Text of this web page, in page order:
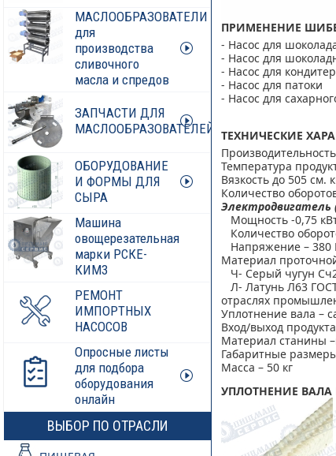
МАСЛООБРАЗОВАТЕЛИ
для
производства
сливочного
масла и спредов
ЗАПЧАСТИ ДЛЯ
МАСЛООБРАЗОВАТЕЛЕЙ
ОБОРУДОВАНИЕ
И ФОРМЫ ДЛЯ
СЫРА
Машина
овощерезательная
марки РСКЕ-
КИМ3
РЕМОНТ
ИМПОРТНЫХ
НАСОСОВ
Опросные листы
для подбора
оборудования
онлайн
ВЫБОР ПО ОТРАСЛИ
ПРИМЕНЕНИЕ
- Насос для
- Насос для
- Насос для
- Насос для патоки
- Насос для
ТЕХНИЧЕСКИЕ
Температура
Вязкость до 505 см.
Количество
Электродвигатель
Мощность -0,75
Количество
Напряжение – 380
Материал
Ч- Серый чугун
Л- Латунь Л63
отраслях
Уплотнение вала –
Вход/выход
Материал станины
Габаритные
Масса – 50 кг
УПЛОТНЕНИЕ